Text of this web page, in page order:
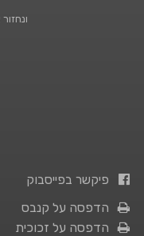
פיקשר בפייסבוק
הדפסה על קנבס
הדפסה על זכוכית